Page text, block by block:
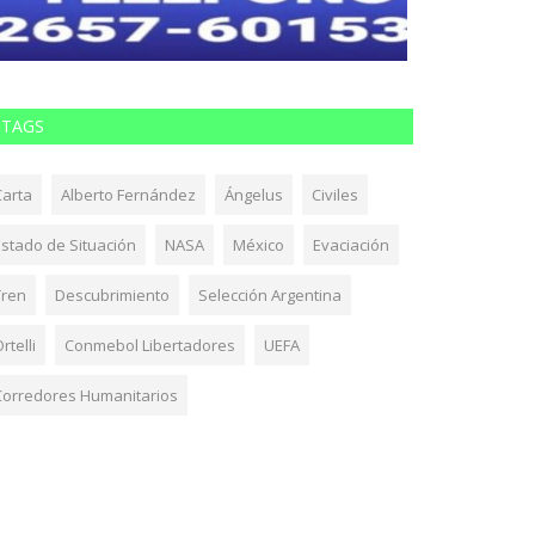
TAGS
Alberto Fernández Ángelus Civiles
de Situación NASA México Evaciación
Descubrimiento Selección Argentina
Conmebol Libertadores UEFA
Humanitarios